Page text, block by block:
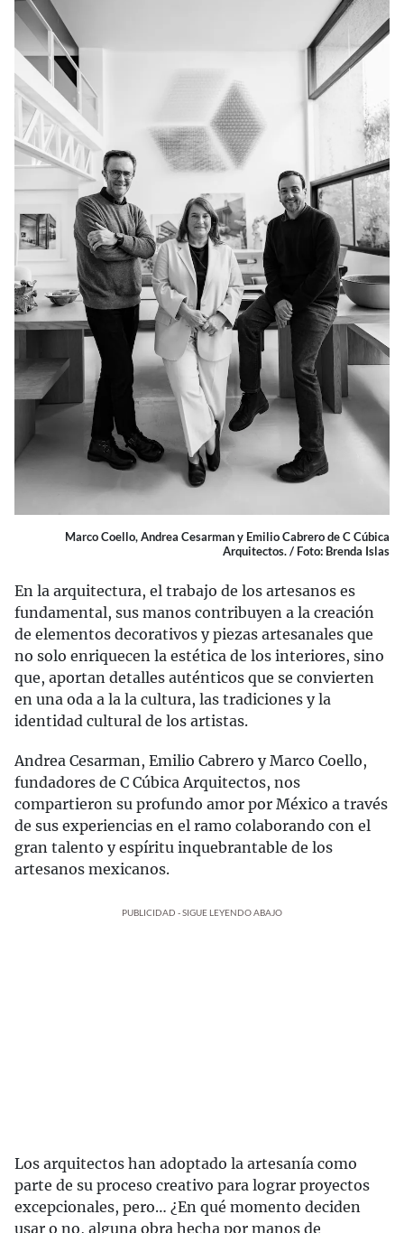
Marco Coello, Andrea Cesarman y Emilio Cabrero de C Cúbica
Arquitectos. / Foto: Brenda Islas
En la arquitectura, el trabajo de los artesanos es
fundamental, sus manos contribuyen a la creación
de elementos decorativos y piezas artesanales que
no solo enriquecen la estética de los interiores, sino
que, aportan detalles auténticos que se convierten
en una oda a la la cultura, las tradiciones y la
identidad cultural de los artistas.
Andrea Cesarman, Emilio Cabrero y Marco Coello,
fundadores de C Cúbica Arquitectos, nos
compartieron su profundo amor por México a través
de sus experiencias en el ramo colaborando con el
gran talento y espíritu inquebrantable de los
artesanos mexicanos.
PUBLICIDAD - SIGUE LEYENDO ABAJO
Los arquitectos han adoptado la artesanía como
parte de su proceso creativo para lograr proyectos
excepcionales, pero… ¿En qué momento deciden
usar o no, alguna obra hecha por manos de